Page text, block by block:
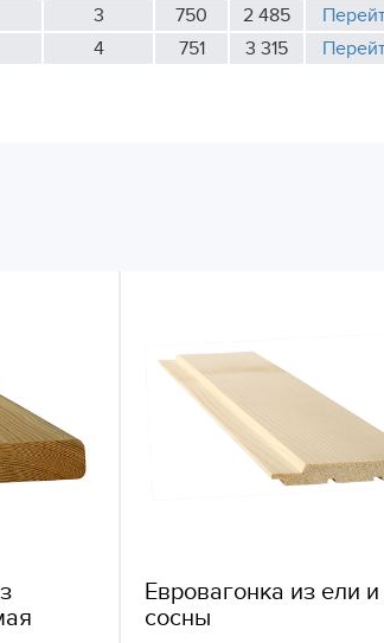
3 750 2 485
4 751 3 315
Евровагонка из ели и
сосны